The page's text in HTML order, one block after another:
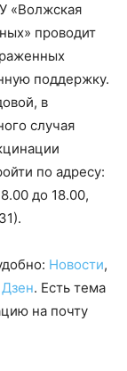
«Волжская
проводит
поддержку.
в
случая
по адресу:
до 18.00,
Новости,
Дзен. Есть тема
на почту